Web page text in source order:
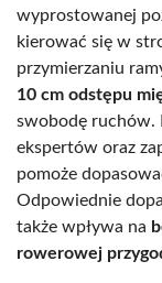
wyprostowanej
kierować się w
przymierzaniu
10 cm odstępu
swobodę ruchów.
ekspertów oraz
pomoże
Odpowiednie
także wpływa na
rowerowej